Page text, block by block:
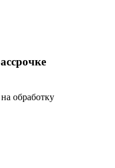
обработку